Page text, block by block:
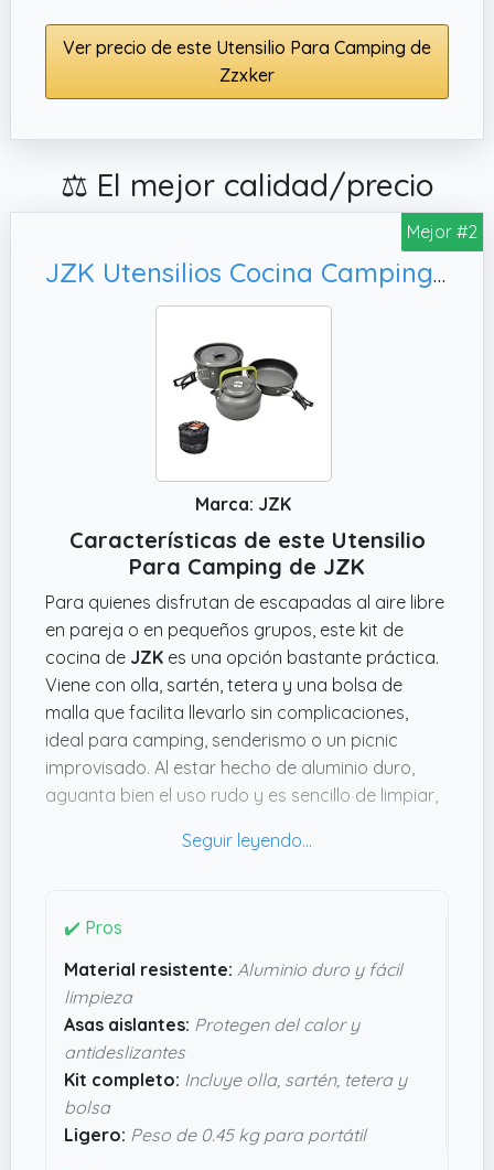
Ver precio de este Utensilio Para Camping de
Zzxker
⚖️ El mejor calidad/precio
Mejor #2
JZK Utensilios Cocina Camping 2-3 Persona Aluminio Utensilios de Acampada ollas sartén teapot para Camping Campamento Senderismo Itinerante Aire Libre Picnic
Marca: JZK
Características de este Utensilio
Para Camping de JZK
Para quienes disfrutan de escapadas al aire libre
en pareja o en pequeños grupos, este kit de
cocina de JZK es una opción bastante práctica.
Viene con olla, sartén, tetera y una bolsa de
malla que facilita llevarlo sin complicaciones,
ideal para camping, senderismo o un picnic
improvisado. Al estar hecho de aluminio duro,
aguanta bien el uso rudo y es sencillo de limpiar,
facilidades disponibles.
aislamiento térmico; evitan quemarte y ofrecen
cuando cocinas fuera y no quieres andar con
cuidado extremo. Además, el peso de
hace que no suponga un lastre en la mochila. Si
buscas algo funcional sin complicarte, este set
puede ser justo lo que buscas para cocinar sin
dramas en la naturaleza.
✔️ Pros
Material resistente: Aluminio duro y fácil
limpieza
Asas aislantes: Protegen del calor y
antideslizantes
Kit completo: Incluye olla, sartén, tetera y
bolsa
Ligero: Peso de 0.45 kg para portátil